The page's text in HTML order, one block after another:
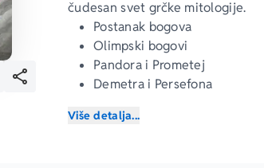
čudesan svet grčke mitologije.
Postanak bogova
Olimpski bogovi
Pandora i Prometej
Demetra i Persefona
Panova frula
Više detalja...